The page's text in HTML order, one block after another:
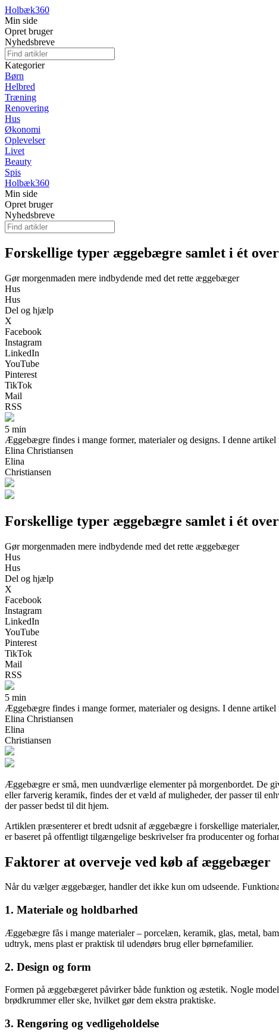
Holbæk360
Min side
Opret bruger
Nyhedsbreve
Kategorier
Børn
Helbred
Træning
Renovering
Hus
Økonomi
Oplevelser
Livet
Beauty
Spis
Holbæk360
Min side
Opret bruger
Nyhedsbreve
Forskellige typer æggebægre samlet i ét
Gør morgenmaden mere indbydende med det rette æggebæger
Hus
Hus
Del og hjælp
X
Facebook
Instagram
LinkedIn
YouTube
Pinterest
TikTok
Mail
RSS
5 min
Æggebægre findes i mange former, materialer og designs. I denne
Elina Christiansen
Elina
Christiansen
Forskellige typer æggebægre samlet i ét
Gør morgenmaden mere indbydende med det rette æggebæger
Hus
Hus
Del og hjælp
X
Facebook
Instagram
LinkedIn
YouTube
Pinterest
TikTok
Mail
RSS
5 min
Æggebægre findes i mange former, materialer og designs. I denne
Elina Christiansen
Elina
Christiansen
Æggebægre er små, men uundværlige elementer på morgenbordet. De
eller farverig keramik, findes der et væld af muligheder, der passer til
der passer bedst til dit hjem.
Artiklen præsenterer et bredt udsnit af æggebægre i forskellige
er baseret på offentligt tilgængelige beskrivelser fra producenter og
Faktorer at overveje ved køb af æggebæger
Når du vælger æggebæger, handler det ikke kun om udseende.
1. Materiale og holdbarhed
Æggebægre fås i mange materialer – porcelæn, keramik, glas, metal,
udtryk, mens plast er praktisk til udendørs brug eller børnefamilier.
2. Design og form
Formen på æggebægeret påvirker både funktion og æstetik. Nogle
brødkrummer eller ske, hvilket gør dem ekstra praktiske.
3. Rengøring og vedligeholdelse